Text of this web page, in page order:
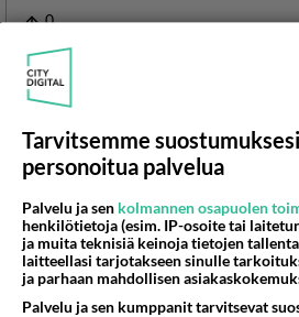
LUETUIMMAT
Muistatko? Kädestä suuhun
elävä Satu sai jättimäisen
rahasalkun Henry-
miljonääriltä
Luetuimmat: Aarne
ja Noora Louhimo
Tarvitsemme
personoitua palvelua
Palvelu ja sen kolmannen osapuolen
henkilötietoja (esim. IP-osoite tai
ja muita teknisiä keinoja tietojen
laitteellasi tarjotakseen sinulle
ja parhaan mahdollisen
Palvelu ja sen kumppanit tarvitsevat